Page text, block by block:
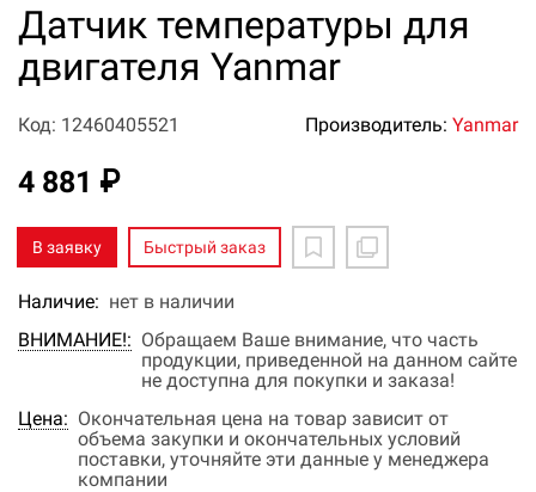
Датчик температуры для
двигателя Yanmar
Код: 12460405521 Производитель: Yanmar
4 881 ₽
В заявку Быстрый заказ
Наличие: нет в наличии
ВНИМАНИЕ!: Обращаем Ваше внимание, что часть
продукции, приведенной на данном сайте
не доступна для покупки и заказа!
Цена: Окончательная цена на товар зависит от
объема закупки и окончательных условий
поставки, уточняйте эти данные у менеджера
компании